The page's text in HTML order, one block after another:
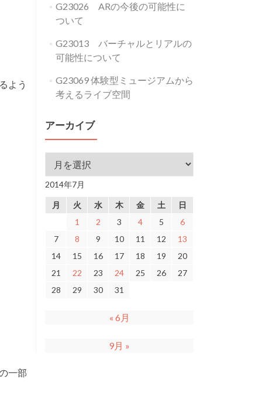
よう
一部
G23026 ARの今後の可能性に
ついて
G23013 バーチャルとリアルの
可能性について
G23069 体験型ミュージアムから
考えるライブ空間
アーカイブ
アーカイブ
2014年7月
月 火 水 木 金 土
日
1
2 3 4 5
6
7
8 9 10 11 12
13
14
15 16 17 18 19
20
21
22 23 24 25 26
27
28
29 30 31
« 6月
9月 »